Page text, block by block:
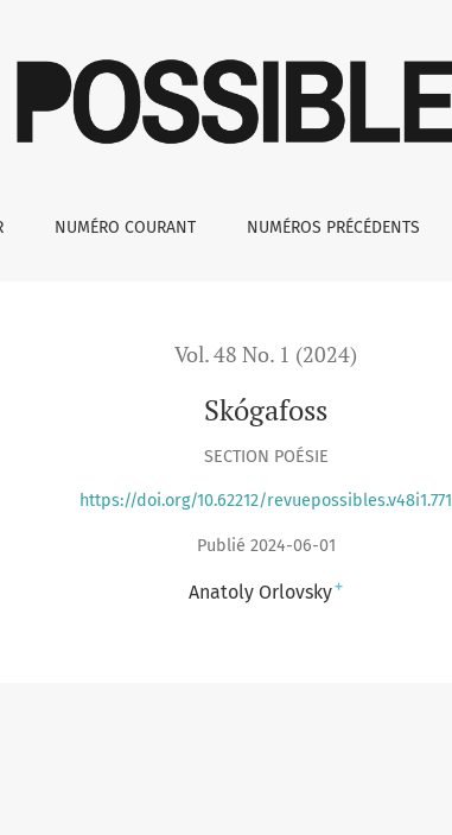
NUMÉRO COURANT NUMÉROS PRÉCÉDENTS
Vol. 48 No. 1 (2024)
Skógafoss
SECTION POÉSIE
https://doi.org/10.62212/revuepossibles.v48i1.771
Publié 2024-06-01
Anatoly Orlovsky+